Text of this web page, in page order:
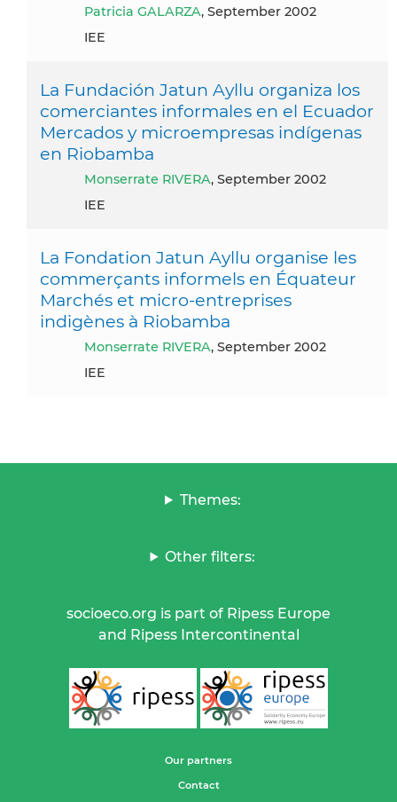
Patricia GALARZA, September 2002
IEE
La Fundación Jatun Ayllu organiza los
comerciantes informales en el Ecuador
Mercados y microempresas indígenas
en Riobamba
Monserrate RIVERA, September 2002
IEE
La Fondation Jatun Ayllu organise les
commerçants informels en Équateur
Marchés et micro-entreprises
indigènes à Riobamba
Monserrate RIVERA, September 2002
IEE
Themes:
Other filters:
socioeco.org is part of Ripess Europe
and Ripess Intercontinental
Our partners
Contact